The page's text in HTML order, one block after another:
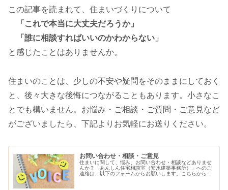
この記事を読まれて、住まいづくりについて
「これで本当に大丈夫だろうか」
「誰に相談すればいいのかわからない」
と感じたことはありませんか。
住まいのことは、少しの不安や疑問をそのままにしておく
と、後々大きな後悔につながることもあります。小さなこ
とでも構いません。お悩み・ご相談・ご質問・ご意見など
がございましたら、下記よりお気軽にお送りください。
お問い合わせ・相談・ご意見
住まいに関して、悩み、お問い合わせ・相談などありませ
んか？「あんしん住宅相談室（安水建築事務所）」へのご
連絡は、以下のフォームからお願いします。こちらから、